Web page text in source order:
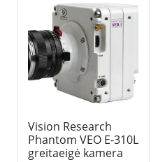
Vision Research
Phantom VEO E-310L
greitaeigė kamera